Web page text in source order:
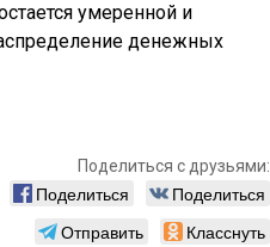
умеренной и
денежных
Поделиться с друзьями:
Поделиться
Поделиться
Отправить
Класснуть